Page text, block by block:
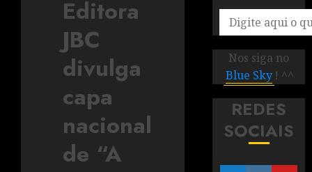
Editora
JBC
divulga
capa
nacional
de “A
Nos siga no
Blue Sky ! ^^
REDES
SOCIAIS